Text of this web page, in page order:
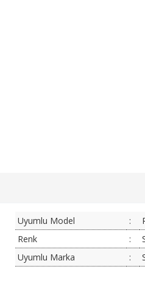
Uyumlu Model :
Renk
:
Uyumlu Marka
: